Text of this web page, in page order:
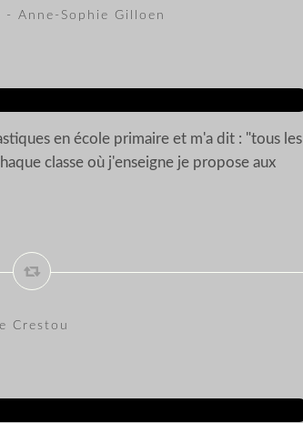
Anne-Sophie Gilloen
en école primaire et m'a dit : "tous les
classe où j'enseigne je propose aux
Crestou